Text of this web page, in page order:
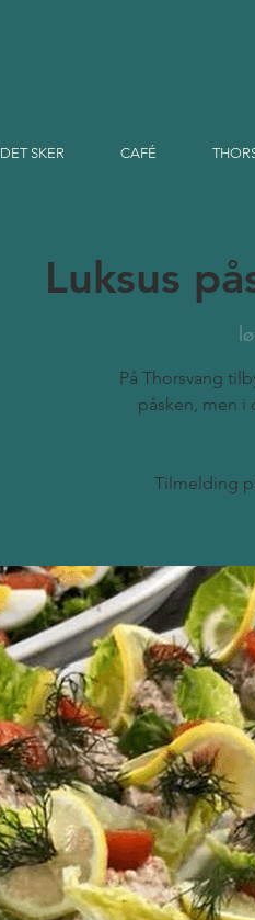
DET SKER CAFÉ
Luksus
På Thorsvang
påsken, men i
Tilmelding